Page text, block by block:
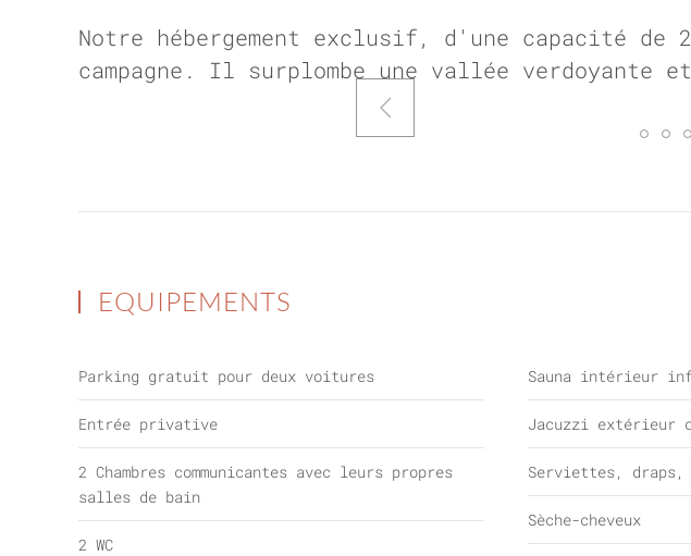
Notre hébergement exclusif, d'une capacité
campagne. Il surplombe une vallée verdoyante
EQUIPEMENTS
Parking gratuit pour deux voitures
Entrée privative
2 Chambres communicantes avec leurs propres
salles de bain
2 WC
Sauna intérieur
Jacuzzi extérieur
Serviettes,
Sèche-cheveux